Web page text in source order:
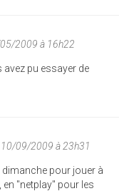
2009 à 16h22
pu essayer de
10/09/2009 à 23h31
dimanche pour jouer à
"netplay" pour les